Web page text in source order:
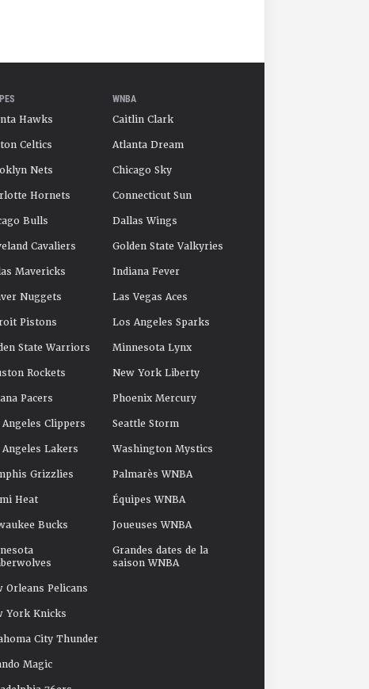
Hawks
Celtics
Nets
Hornets
Bulls
Cavaliers
Mavericks
Nuggets
Pistons
State Warriors
Rockets
Pacers
Clippers
Lakers
Grizzlies
Heat
Bucks
Orleans Pelicans
York Knicks
City Thunder
Magic
WNBA
Caitlin Clark
Atlanta Dream
Chicago Sky
Connecticut Sun
Dallas Wings
Golden State Valkyries
Indiana Fever
Las Vegas Aces
Los Angeles Sparks
Minnesota Lynx
New York Liberty
Phoenix Mercury
Seattle Storm
Washington Mystics
Palmarès WNBA
Équipes WNBA
Joueuses WNBA
Grandes dates de la
saison WNBA